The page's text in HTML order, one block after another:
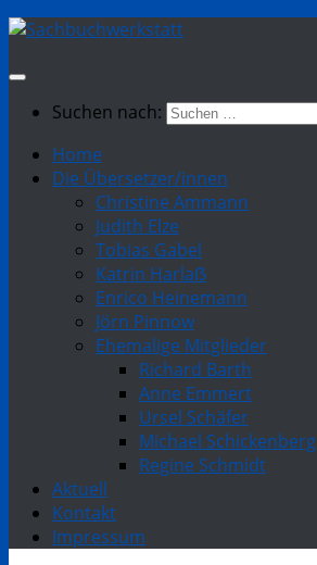
Suchen nach:
Home
Die Übersetzer/innen
Christine Ammann
Judith Elze
Tobias Gabel
Katrin Harlaẞ
Enrico Heinemann
Jörn Pinnow
Ehemalige Mitglieder
Richard Barth
Anne Emmert
Ursel Schäfer
Michael Schickenberg
Regine Schmidt
Aktuell
Kontakt
Impressum